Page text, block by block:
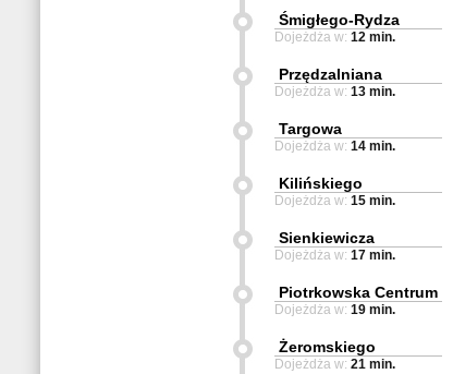
Śmigłego-Rydza
Dojeżdża w: 12 min.
Przędzalniana
Dojeżdża w: 13 min.
Targowa
Dojeżdża w: 14 min.
Kilińskiego
Dojeżdża w: 15 min.
Sienkiewicza
Dojeżdża w: 17 min.
Piotrkowska Centrum
Dojeżdża w: 19 min.
Żeromskiego
Dojeżdża w: 21 min.